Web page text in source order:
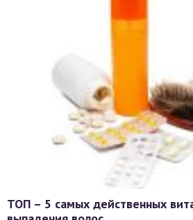
ТОП – 5 самых действенных